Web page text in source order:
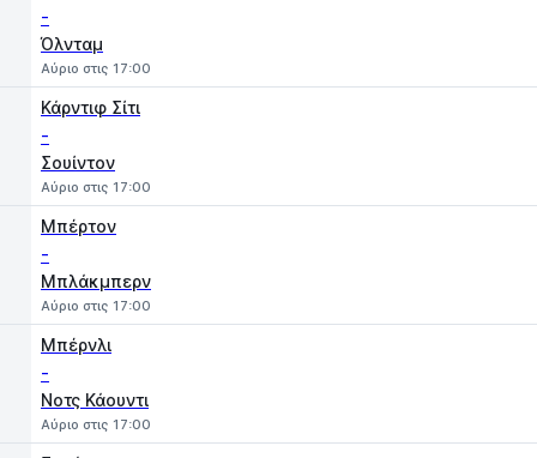
-
Όλνταμ
Αύριο στις 17:00
Κάρντιφ Σίτι
-
Σουίντον
Αύριο στις 17:00
Μπέρτον
-
Μπλάκμπερν
Αύριο στις 17:00
Μπέρνλι
-
Νοτς Κάουντι
Αύριο στις 17:00